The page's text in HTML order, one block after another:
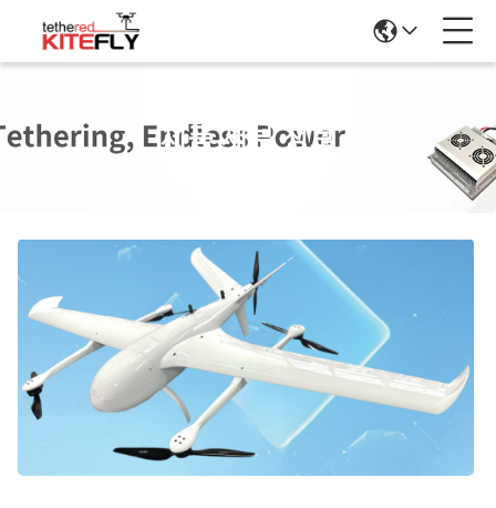
제품 세부 정보